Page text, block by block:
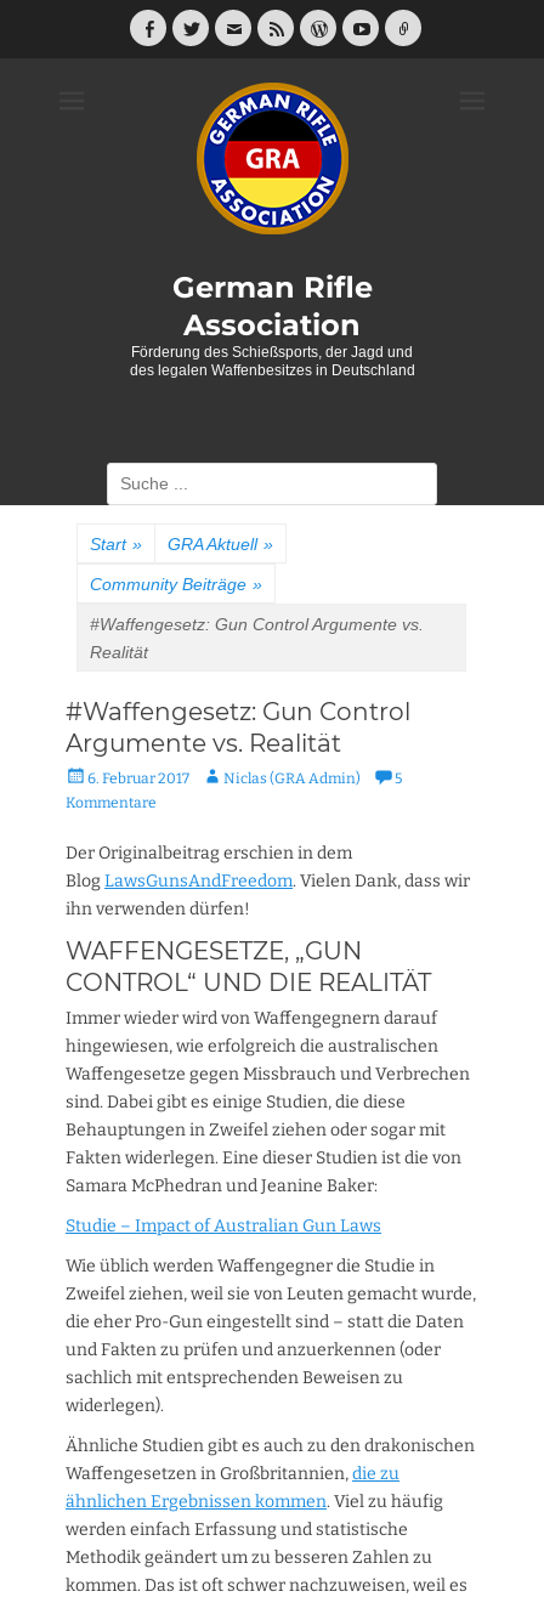
Facebook
Twitter
E-
Feed WordPress
YouTube
Link
German Rifle
Association
Förderung des Schießsports, der Jagd und
des legalen Waffenbesitzes in Deutschland
Suche
nach:
Start » GRA Aktuell »
Community Beiträge »
#Waffengesetz: Gun Control Argumente vs.
Realität
#Waffengesetz: Gun Control
Argumente vs. Realität
Veröffentlicht
am
6. Februar 2017 AutorNiclas (GRA Admin)
5
Kommentare
Der Originalbeitrag erschien in dem
Blog LawsGunsAndFreedom. Vielen Dank, dass wir
ihn verwenden dürfen!
WAFFENGESETZE, „GUN
CONTROL“ UND DIE REALITÄT
Immer wieder wird von Waffengegnern darauf
hingewiesen, wie erfolgreich die australischen
Waffengesetze gegen Missbrauch und Verbrechen
sind. Dabei gibt es einige Studien, die diese
Behauptungen in Zweifel ziehen oder sogar mit
Fakten widerlegen. Eine dieser Studien ist die von
Samara McPhedran und Jeanine Baker:
Studie – Impact of Australian Gun Laws
Wie üblich werden Waffengegner die Studie in
Zweifel ziehen, weil sie von Leuten gemacht wurde,
die eher Pro-Gun eingestellt sind – statt die Daten
und Fakten zu prüfen und anzuerkennen (oder
sachlich mit entsprechenden Beweisen zu
widerlegen).
Ähnliche Studien gibt es auch zu den drakonischen
Waffengesetzen in Großbritannien,die zu
ähnlichen Ergebnissen kommen. Viel zu häufig
werden einfach Erfassung und statistische
Methodik geändert um zu besseren Zahlen zu
kommen. Das ist oft schwer nachzuweisen, weil es